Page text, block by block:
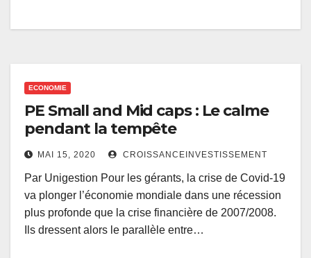
ECONOMIE
PE Small and Mid caps : Le calme
pendant la tempête
MAI 15, 2020 CROISSANCEINVESTISSEMENT
Par Unigestion Pour les gérants, la crise de Covid-19
va plonger l’économie mondiale dans une récession
plus profonde que la crise financière de 2007/2008.
Ils dressent alors le parallèle entre…